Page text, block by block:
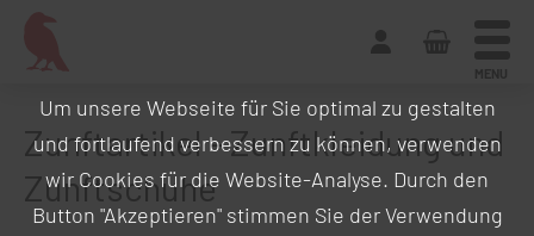
MENU
Zunftartikel - Zunftkleidung und
Zunftschuhe
Um unsere Webseite für Sie optimal zu gestalten
und fortlaufend verbessern zu können, verwenden
wir Cookies für die Website-Analyse. Durch den
Button "Akzeptieren" stimmen Sie der Verwendung